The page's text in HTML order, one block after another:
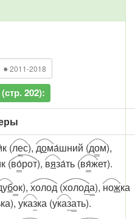
● 2011-2018
202):
(лес), дома́шний (дом),
(во́рот), вяза́ть (вя́жет).
бок), холод (холода), ножка
указка (указать).